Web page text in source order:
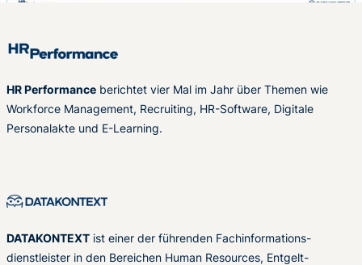
HR Performance berichtet vier Mal im Jahr über Themen wie
Workforce Management, Recruiting, HR-Software, Digitale
Personalakte und E-Learning.
DATAKONTEXT ist einer der führenden Fachinformations-
dienstleister in den Bereichen Human Resources, Entgelt-